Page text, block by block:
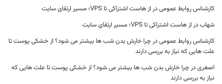
کارشناس روابط عمومیدر از هاست اشتراکی تا VPS؛ مسیر ارتقای سایت
شهابدر از هاست اشتراکی تا VPS؛ مسیر ارتقای سایت
کارشناس روابط عمومیدر چرا خارش بدن شب ها بیشتر می شود؟ از خشکی پوست تا
علت هایی که نیاز به بررسی دارند
اصغریدر چرا خارش بدن شب ها بیشتر می شود؟ از خشکی پوست تا علت هایی که
نیاز به بررسی دارند